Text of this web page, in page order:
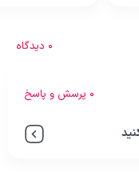
0 دیدگاه
0 پرسش و پاسخ